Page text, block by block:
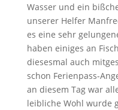
Wasser und ein
unserer Helfer
es eine sehr
haben einiges an
diesesmal auch
schon Ferienpass-
an diesem Tag war
leibliche Wohl wurde